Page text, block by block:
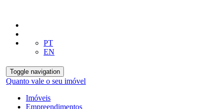
PT
EN
Toggle navigation
Quanto vale o seu imóvel
Imóveis
Empreendimentos